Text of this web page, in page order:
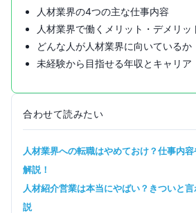
人材業界の4つの主な仕事内容
人材業界で働くメリット・デメリッ
どんな人が人材業界に向いているか
未経験から目指せる年収とキャリア
合わせて読みたい
人材業界への転職はやめておけ？仕事内
解説！
人材紹介営業は本当にやばい？きついと
説